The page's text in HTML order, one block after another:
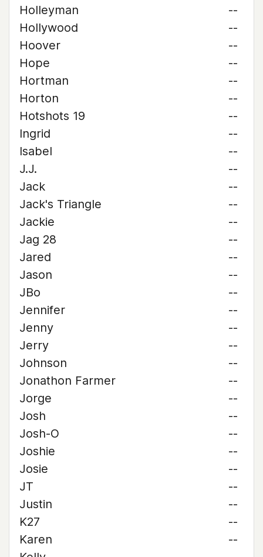
Holleyman
--
Hollywood
--
Hoover
--
Hope
--
Hortman
--
Horton
--
Hotshots 19
--
Ingrid
--
Isabel
--
J.J.
--
Jack
--
Jack's Triangle
--
Jackie
--
Jag 28
--
Jared
--
Jason
--
JBo
--
Jennifer
--
Jenny
--
Jerry
--
Johnson
--
Jonathon Farmer
--
Jorge
--
Josh
--
Josh-O
--
Joshie
--
Josie
--
JT
--
Justin
--
K27
--
Karen
--